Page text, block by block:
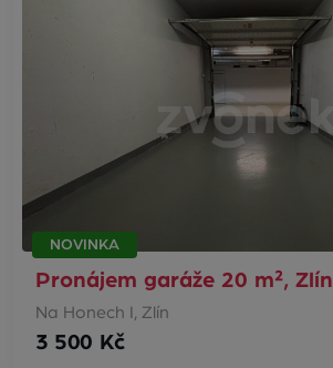
NOVINKA
Pronájem garáže 20 m², Zlín
Na Honech I, Zlín
3 500 Kč